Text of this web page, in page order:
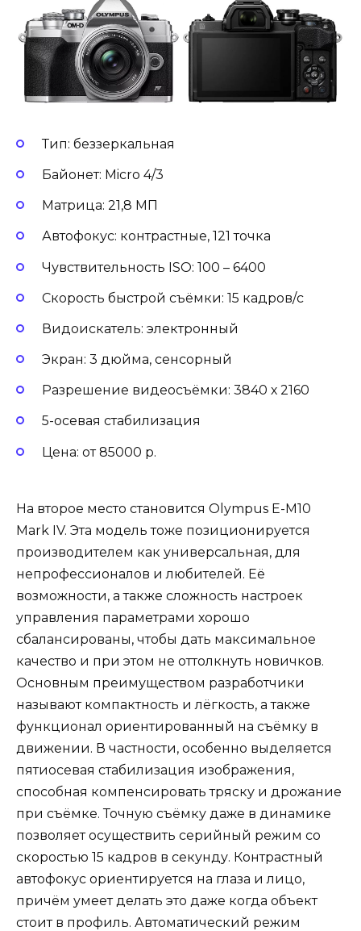
Тип: беззеркальная
Байонет: Micro 4/3
Матрица: 21,8 МП
Автофокус: контрастные, 121 точка
Чувствительность ISO: 100 – 6400
Скорость быстрой съёмки: 15 кадров/с
Видоискатель: электронный
Экран: 3 дюйма, сенсорный
Разрешение видеосъёмки: 3840 х 2160
5-осевая стабилизация
Цена: от 85000 р.
На второе место становится Olympus E-M10
Mark IV. Эта модель тоже позиционируется
производителем как универсальная, для
непрофессионалов и любителей. Её
возможности, а также сложность настроек
управления параметрами хорошо
сбалансированы, чтобы дать максимальное
качество и при этом не оттолкнуть новичков.
Основным преимуществом разработчики
называют компактность и лёгкость, а также
функционал ориентированный на съёмку в
движении. В частности, особенно выделяется
пятиосевая стабилизация изображения,
способная компенсировать тряску и дрожание
при съёмке. Точную съёмку даже в динамике
позволяет осуществить серийный режим со
скоростью 15 кадров в секунду. Контрастный
автофокус ориентируется на глаза и лицо,
причём умеет делать это даже когда объект
стоит в профиль. Автоматический режим